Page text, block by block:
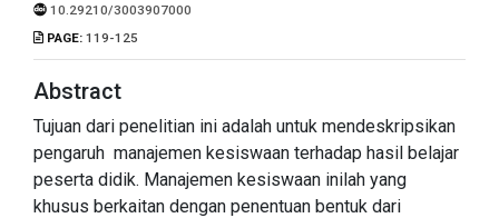
10.29210/3003907000
PAGE: 119-125
Abstract
Tujuan dari penelitian ini adalah untuk mendeskripsikan
pengaruh manajemen kesiswaan terhadap hasil belajar
peserta didik. Manajemen kesiswaan inilah yang
khusus berkaitan dengan penentuan bentuk dari